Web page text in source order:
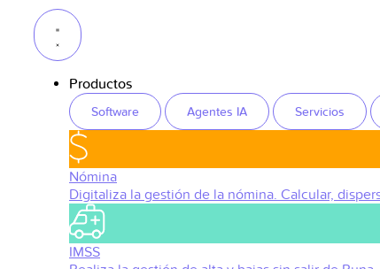
Productos
Software Agentes IA Servicios
Nómina
Digitaliza la gestión de la nómina. Calcular,
IMSS